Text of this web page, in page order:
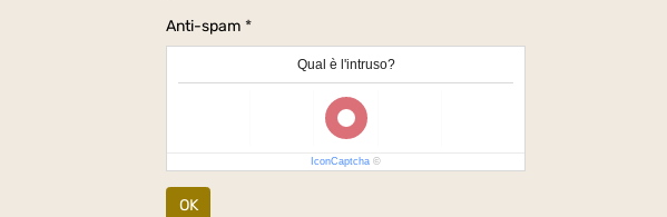
Anti-spam
Qual è l'intruso?
IconCaptcha ©
OK